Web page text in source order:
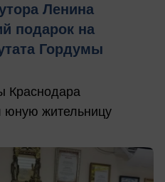
Ленина
подарок на
Гордумы
Краснодара
юную жительницу